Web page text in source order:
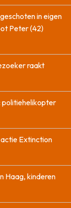
in eigen
Peter (42)
raakt
politiehelikopter
actie Extinction
Haag, kinderen